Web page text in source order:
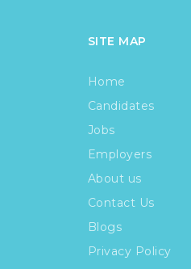
SITE MAP
Home
Candidates
Jobs
Employers
About us
Contact Us
Blogs
Privacy Policy